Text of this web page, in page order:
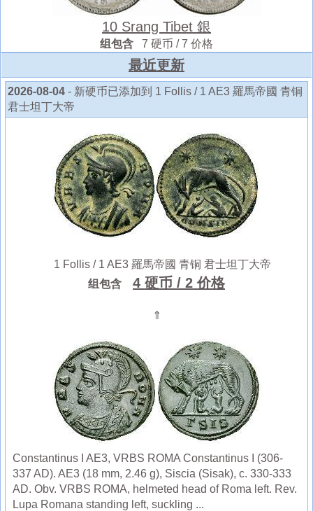
10 Srang Tibet 銀
组包含 7 硬币 / 7 价格
最近更新
2026-08-04 - 新硬币已添加到 1 Follis / 1 AE3 羅馬帝國 青铜
君士坦丁大帝
1 Follis / 1 AE3 羅馬帝國 青铜 君士坦丁大帝
组包含
4 硬币 / 2 价格
⇑
Constantinus I AE3, VRBS ROMA Constantinus I (306-
337 AD). AE3 (18 mm, 2.46 g), Siscia (Sisak), c. 330-333
AD. Obv. VRBS ROMA, helmeted head of Roma left. Rev.
Lupa Romana standing left, suckling ...